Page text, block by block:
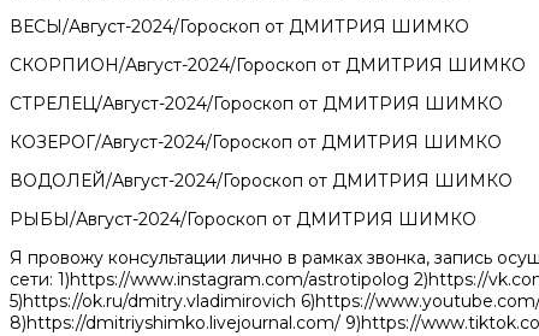
ВЕСЫ/Август-2024/Гороскоп от ДМИТРИЯ ШИМКО
СКОРПИОН/Август-2024/Гороскоп от ДМИТРИЯ ШИМКО
СТРЕЛЕЦ/Август-2024/Гороскоп от ДМИТРИЯ ШИМКО
КОЗЕРОГ/Август-2024/Гороскоп от ДМИТРИЯ ШИМКО
ВОДОЛЕЙ/Август-2024/Гороскоп от ДМИТРИЯ ШИМКО
РЫБЫ/Август-2024/Гороскоп от ДМИТРИЯ ШИМКО
Я провожу консультации лично в рамках звонка, запись
сети: 1)https://www.instagram.com/astrotipolog 2)https://
5)https://ok.ru/dmitry.vladimirovich 6)https://
8)https://dmitriyshimko.livejournal.com/ 9)https://